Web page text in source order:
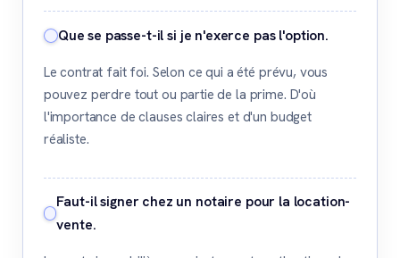
Que se passe-t-il si je n'exerce pas l'option.
Le contrat fait foi. Selon ce qui a été prévu, vous
pouvez perdre tout ou partie de la prime. D'où
l'importance de clauses claires et d'un budget
réaliste.
Faut-il signer chez un notaire pour la location-
vente.